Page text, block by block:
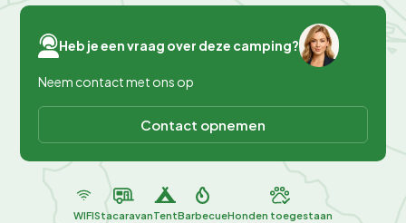
Heb je een vraag over deze camping?
Neem contact met ons op
Contact opnemen
WIFIStacaravanTentBarbecueHonden toegestaan